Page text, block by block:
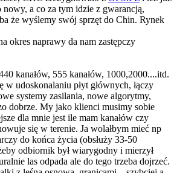
nowy, a co za tym idzie z gwarancją,
że wyślemy swój sprzęt do Chin. Rynek
okres naprawy da nam zastępczy
kanałów, 555 kanałów, 1000,2000....itd.
w udoskonalaniu płyt głównych, łączy
systemy zasilania, nowe algorytmy,
dobrze. My jako klienci musimy sobie
dla mnie jest ile mam kanałów czy
się w terenie. Ja wolałbym mieć np
do końca życia (obsłuży 33-50
odbiornik był wiarygodny i mierzył
las odpada ale do tego trzeba dojrzeć.